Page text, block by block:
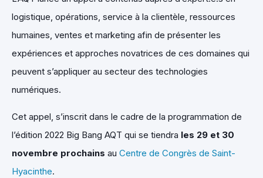
logistique, opérations, service à la clientèle, ressources
humaines, ventes et marketing afin de présenter les
expériences et approches novatrices de ces domaines qui
peuvent s’appliquer au secteur des technologies
numériques.
Cet appel, s’inscrit dans le cadre de la programmation de
l’édition 2022 Big Bang AQT qui se tiendra les 29 et 30
novembre prochains au Centre de Congrès de Saint-
Hyacinthe.